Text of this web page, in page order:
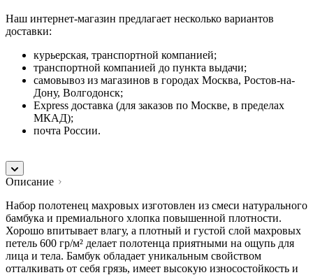
Наш интернет-магазин предлагает несколько вариантов
доставки:
курьерская, транспортной компанией;
транспортной компанией до пункта выдачи;
самовывоз из магазинов в городах Москва, Ростов-на-
Дону, Волгодонск;
Express доставка (для заказов по Москве, в пределах
МКАД);
почта России.
Описание
Набор полотенец махровых изготовлен из смеси натурального
бамбука и премиального хлопка повышенной плотности.
Хорошо впитывает влагу, а плотный и густой слой махровых
петель 600 гр/м² делает полотенца приятными на ощупь для
лица и тела. Бамбук обладает уникальным свойством
отталкивать от себя грязь, имеет высокую износостойкость и